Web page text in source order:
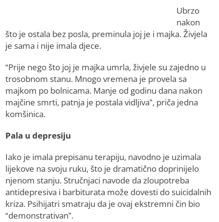
Ubrzo
nakon
što je ostala bez posla, preminula joj je i majka. Živjela
je sama i nije imala djece.
“Prije nego što joj je majka umrla, živjele su zajedno u
trosobnom stanu. Mnogo vremena je provela sa
majkom po bolnicama. Manje od godinu dana nakon
majčine smrti, patnja je postala vidljiva”, priča jedna
komšinica.
Pala u depresiju
Iako je imala prepisanu terapiju, navodno je uzimala
lijekove na svoju ruku, što je dramatično doprinijelo
njenom stanju. Stručnjaci navode da zloupotreba
antidepresiva i barbiturata može dovesti do suicidalnih
kriza. Psihijatri smatraju da je ovaj ekstremni čin bio
“demonstrativan”.